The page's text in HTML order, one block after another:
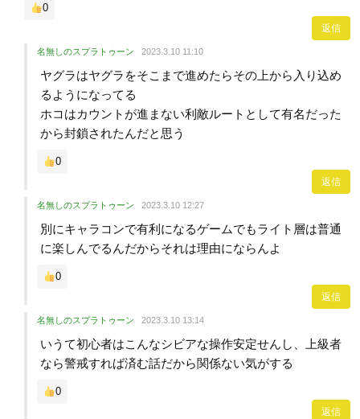
0
返信
名無しのスプラトゥーン 2023.3.10 11:10
ヤグラはヤグラをそこまで進めたらその上から入り込め
るようになってる
ホコはカウントが進まない利敵ルートとして有名だった
から封鎖されたんだと思う
0
返信
名無しのスプラトゥーン 2023.3.10 12:27
別にキャラコンで有利になるゲームでもライト層は普通
に楽しんでるんだからそれは理由にならんよ
0
返信
名無しのスプラトゥーン 2023.3.10 13:14
いうて初心者はこんなシビアな操作安定せんし、上級者
なら警戒すれば済む話だから関係ない気がする
0
返信